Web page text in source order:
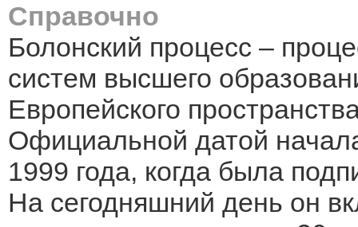
Справочно
Болонский процесс –
систем высшего
Европейского
Официальной датой
1999 года, когда была
На сегодняшний день он